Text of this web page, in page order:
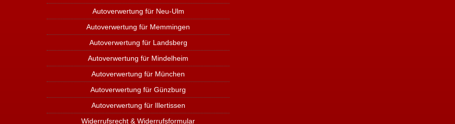
Autoverwertung für Neu-Ulm
Autoverwertung für Memmingen
Autoverwertung für Landsberg
Autoverwertung für Mindelheim
Autoverwertung für München
Autoverwertung für Günzburg
Autoverwertung für Illertissen
Widerrufsrecht & Widerrufsformular